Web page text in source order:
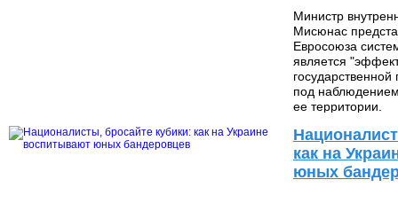
Министр
Мисюнас
Евросоюза
является
под
ее территории.
как на
юных